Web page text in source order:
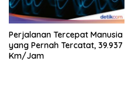
Perjalanan Tercepat Manusia
yang Pernah Tercatat, 39.937
Km/Jam